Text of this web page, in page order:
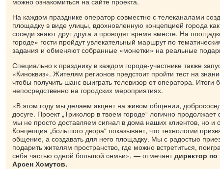
На каждом празднике оператор совместно с телеканалами
площадку в виде улицы, вдохновленную концепцией города
соседи знают друг друга и проводят время вместе. На
городе» гости пройдут увлекательный маршрут по
задания и обменяют собранные «монетки» на реальные
Специально к празднику в каждом городе-участнике также
«Киноквиз». Жителям регионов предстоит пройти тест на
чтобы получить шанс выиграть телевизор от оператора. Итоги
непосредственно на городских мероприятиях.
«В этом году мы делаем акцент на живом общении,
досуге. Проект „Триколор в твоем городе“ логично
мы не просто доставляем сигнал в дома наших клиентов, но и
Концепция „большого двора“ показывает, что технологии
общение, а создавать для него площадку. Мы с радостью
подарить жителям пространство, где можно встретиться,
себя частью одной большой семьи», — отмечаетдиректор по
Арсен Хомутов.